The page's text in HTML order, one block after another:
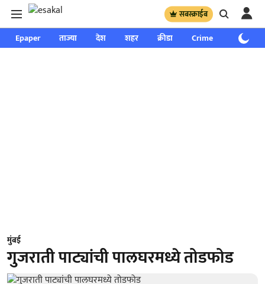
सबस्क्राईब
Epaper ताज्या देश शहर क्रीडा Crime साप्ताहिक
मुंबई
गुजराती पाट्यांची पालघरमध्ये तोडफोड